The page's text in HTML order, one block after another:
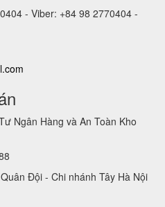
- Viber: +84 98 2770404 -
Ngân Hàng và An Toàn Kho
Đội - Chi nhánh Tây Hà Nội